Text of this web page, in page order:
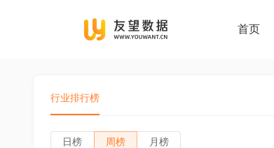
首页
行业排行榜
日榜 周榜 月榜